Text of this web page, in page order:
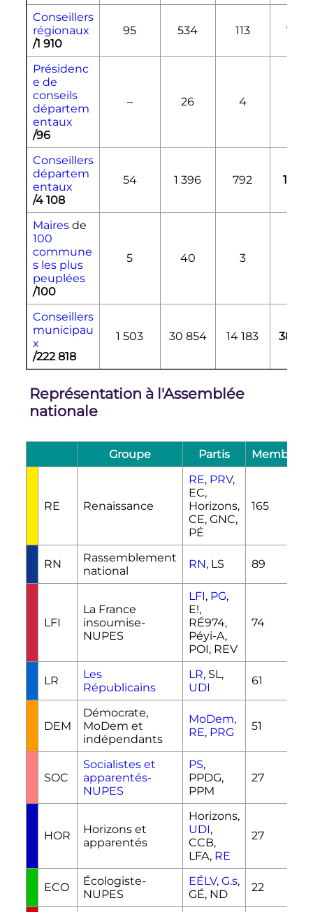
Conseillers
régionaux
/1 910
95 534 113 743
Présidenc
e de
conseils
départem
entaux
/96
– 26 4
Conseillers
départem
entaux
/4 108
54 1 396 792 1 676
Mairesde
100
commune
s les plus
peuplées
/100
5 40 3
Conseillers
municipau
x
/222 818
1 503 30 854 14 183 38
Représentation à l'Assemblée
nationale
Groupe Partis Membres
RE Renaissance
RE, PRV,
EC,
Horizons,
CE, GNC,
PÉ
165
RN
Rassemblement
national
RN, LS 89
LFI
La France
insoumise-
NUPES
LFI, PG,
E!,
RÉ974,
Péyi-A,
POI, REV
74
LR
Les
Républicains
LR, SL,
UDI
61
DEM
Démocrate,
MoDem et
indépendants
MoDem,
RE, PRG 51
SOC
Socialistes et
apparentés-
NUPES
PS,
PPDG,
PPM
27
HOR
Horizons et
apparentés
Horizons,
UDI,
CCB,
LFA, RE
27
ECO
Écologiste-
NUPES
EÉLV, G.s,
GÉ, ND
22